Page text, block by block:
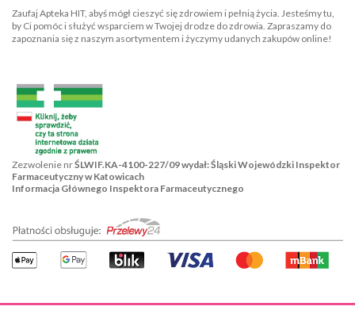
Zaufaj Apteka HIT, abyś mógł cieszyć się zdrowiem i pełnią życia. Jesteśmy tu,
by Ci pomóc i służyć wsparciem w Twojej drodze do zdrowia. Zapraszamy do
zapoznania się z naszym asortymentem i życzymy udanych zakupów online!
Zezwolenie nrŚLWIF.KA-4100-227/09 wydał: Śląski Wojewódzki Inspektor
Farmaceutyczny w Katowicach
Informacja Głównego Inspektora Farmaceutycznego